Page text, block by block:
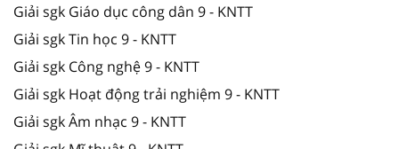
Giải sgk Giáo dục công dân 9 - KNTT
Giải sgk Tin học 9 - KNTT
Giải sgk Công nghệ 9 - KNTT
Giải sgk Hoạt động trải nghiệm 9 - KNTT
Giải sgk Âm nhạc 9 - KNTT